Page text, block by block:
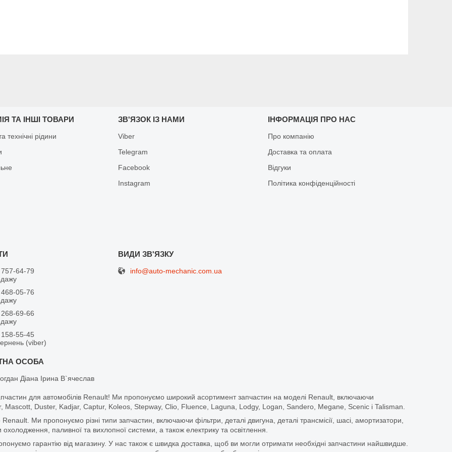
ТА ІНШІ ТОВАРИ
технічні рідини
ЗВ'ЯЗОК ІЗ НАМИ
Viber
Telegram
Facebook
Іnstagram
ІНФОРМАЦІЯ ПРО НАС
Про компанію
Доставка та оплата
Відгуки
Політика конфіденційності
64-79
05-76
69-66
55-45
(viber)
Діана Ірина В`ячеслав
info@auto-mechanic.com.ua
для автомобілів Renault! Ми пропонуємо широкий асортимент запчастин на моделі Renault, включаючи
Mascott, Duster, Kadjar, Captur, Koleos, Stepway, Clio, Fluence, Laguna, Lodgy, Logan, Sandero, Megane, Scenic і Talisman.
Ми пропонуємо різні типи запчастин, включаючи фільтри, деталі двигуна, деталі трансмісії, шасі, амортизатори,
паливної та вихлопної системи, а також електрику та освітлення.
гарантію від магазину. У нас також є швидка доставка, щоб ви могли отримати необхідні запчастини найшвидше.